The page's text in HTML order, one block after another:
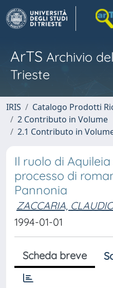
ArTS Archivio
Trieste
IRIS
Catalogo Prodotti
2 Contributo in Volume
2.1 Contributo in
Il ruolo di
processo di
Pannonia
ZACCARIA,
1994-01-01
Scheda breve